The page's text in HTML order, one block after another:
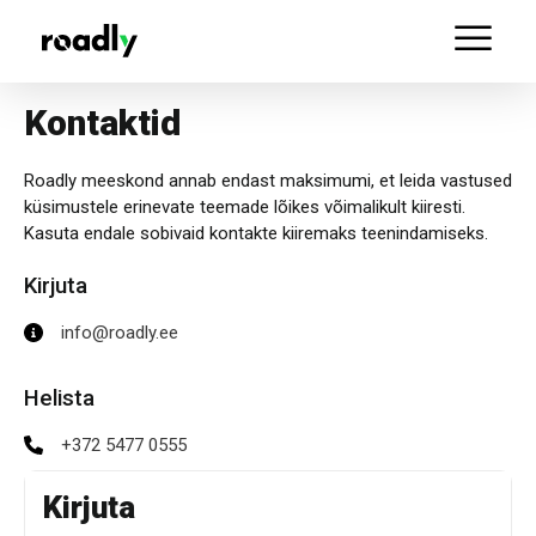
Kontaktid
Roadly meeskond annab endast maksimumi, et leida vastused
küsimustele erinevate teemade lõikes võimalikult kiiresti.
Kasuta endale sobivaid kontakte kiiremaks teenindamiseks.
Kirjuta
info@roadly.ee
Helista
+372 5477 0555
Kirjuta